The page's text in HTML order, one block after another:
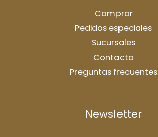
Comprar
Pedidos especiales
Sucursales
Contacto
Preguntas frecuentes
Newsletter